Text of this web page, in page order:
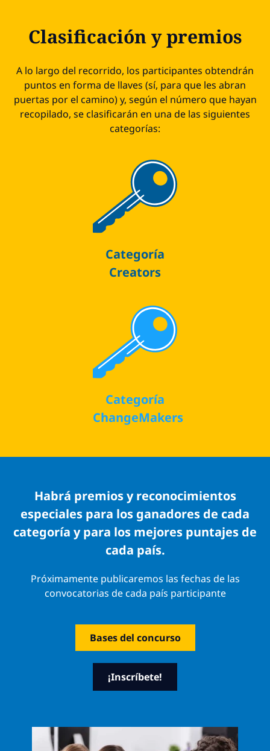
Clasificación y premios
A lo largo del recorrido, los participantes obtendrán
puntos en forma de llaves (sí, para que les abran
puertas por el camino) y, según el número que hayan
recopilado, se clasificarán en una de las siguientes
categorías:
Categoría
Creators
Categoría
ChangeMakers
Habrá premios y reconocimientos
especiales para los ganadores de cada
categoría y para los mejores puntajes de
cada país.
Próximamente publicaremos las fechas de las
convocatorias de cada país participante
Bases del concurso
¡Inscríbete!